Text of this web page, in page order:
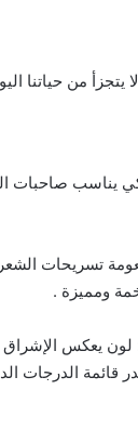
يناسب صاحبات
تسريحات
ومميزة .
لون يعكس
قائمة الدرجات